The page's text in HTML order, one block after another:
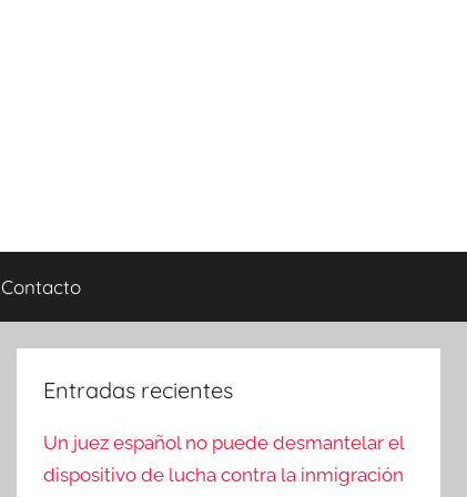
Contacto
Entradas recientes
Un juez español no puede desmantelar el
dispositivo de lucha contra la inmigración